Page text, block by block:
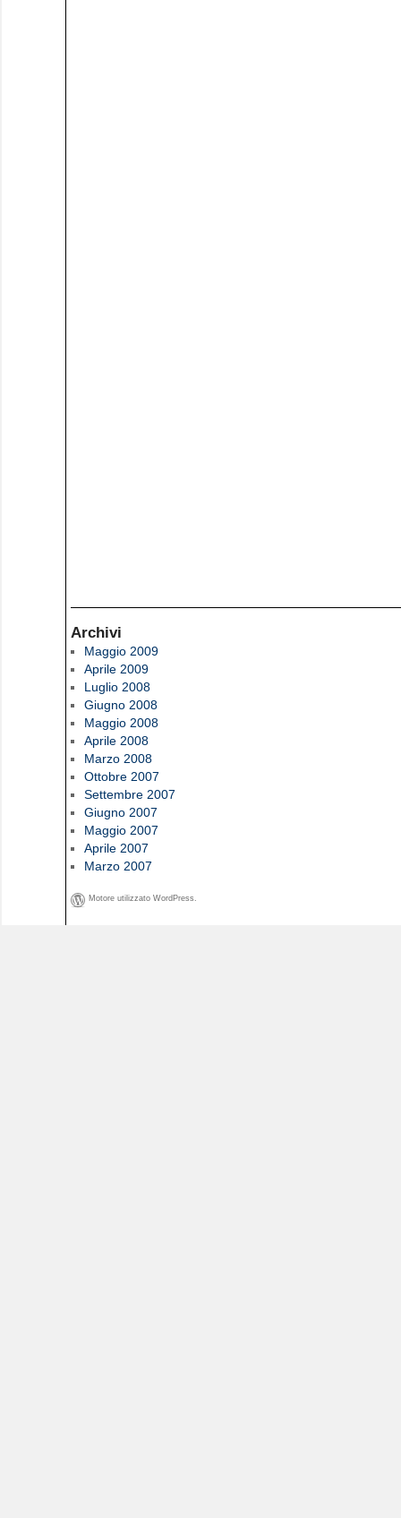
Archivi
Maggio 2009
Aprile 2009
Luglio 2008
Giugno 2008
Maggio 2008
Aprile 2008
Marzo 2008
Ottobre 2007
Settembre 2007
Giugno 2007
Maggio 2007
Aprile 2007
Marzo 2007
Motore utilizzato WordPress.